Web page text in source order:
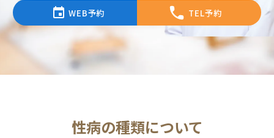
WEB予約 TEL予約
性病の種類について